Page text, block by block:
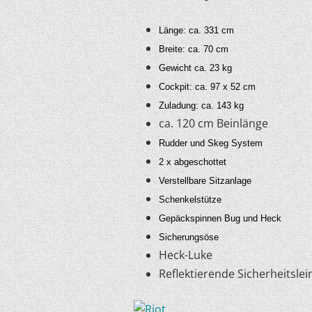
Länge: ca. 331 cm
Breite: ca. 70 cm
Gewicht ca. 23 kg
Cockpit: ca. 97 x 52 cm
Zuladung: ca. 143 kg
ca. 120 cm Beinlänge
Rudder und Skeg System
2 x abgeschottet
Verstellbare Sitzanlage
Schenkelstütze
Gepäckspinnen Bug und Heck
Sicherungsöse
Heck-Luke
Reflektierende